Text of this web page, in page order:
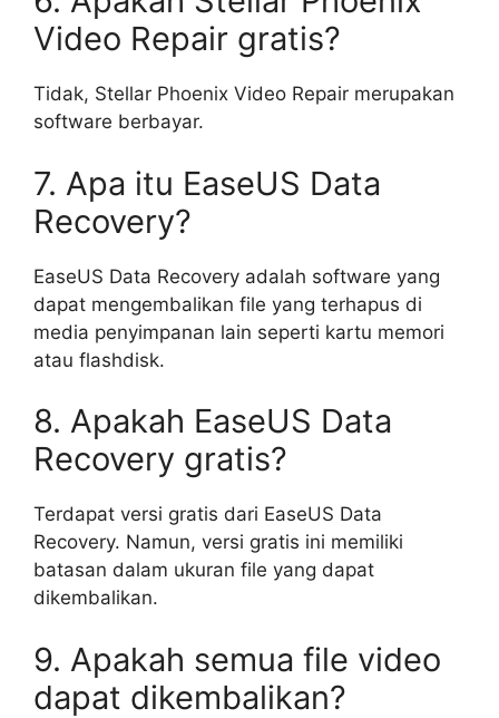
Video Repair gratis?
Tidak, Stellar Phoenix Video Repair merupakan
software berbayar.
7. Apa itu EaseUS Data
Recovery?
EaseUS Data Recovery adalah software yang
dapat mengembalikan file yang terhapus di
media penyimpanan lain seperti kartu memori
atau flashdisk.
8. Apakah EaseUS Data
Recovery gratis?
Terdapat versi gratis dari EaseUS Data
Recovery. Namun, versi gratis ini memiliki
batasan dalam ukuran file yang dapat
dikembalikan.
9. Apakah semua file video
dapat dikembalikan?